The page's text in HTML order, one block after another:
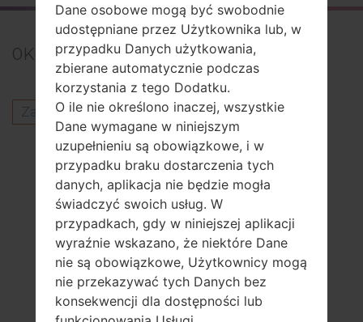
0Komentarze
Zaloguj sięaby opublikować komentarz.
Inni modele z tej serii
LG G4 LTE-AAS986
LG G4 LTE-AF500K
LG G4 LTE-AF500KA
LG G4 LTE-AF500L
LG G4 LTE-AF500LA
LG G4 LTE-AF500S
LG G4 LTE-AF500SA
LG G4 LTE-AH810P
Dane osobowe mogą być swobodnie
udostępniane przez Użytkownika lub, w
przypadku Danych użytkowania,
zbierane automatycznie podczas
korzystania z tego Dodatku.
O ile nie określono inaczej, wszystkie
Dane wymagane w niniejszym
uzupełnieniu są obowiązkowe, i w
przypadku braku dostarczenia tych
danych, aplikacja nie będzie mogła
świadczyć swoich usług. W
przypadkach, gdy w niniejszej aplikacji
wyraźnie wskazano, że niektóre Dane
nie są obowiązkowe, Użytkownicy mogą
nie przekazywać tych Danych bez
konsekwencji dla dostępności lub